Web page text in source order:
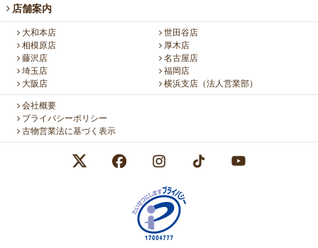
店舗案内
大和本店
世田谷店
相模原店
厚木店
藤沢店
名古屋店
埼玉店
福岡店
大阪店
横浜支店（法人営業部）
会社概要
プライバシーポリシー
古物営業法に基づく表示